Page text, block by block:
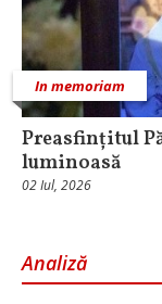
In memoriam
Preasfințitul
luminoasă
02 Iul, 2026
Analiză